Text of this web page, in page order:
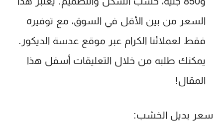
السعر من بين الأقل في السوق، مع توفيره
فقط لعملائنا الكرام عبر موقع عدسة الديكور.
يمكنك طلبه من خلال التعليقات أسفل هذا
المقال!
سعر بديل الخشب: